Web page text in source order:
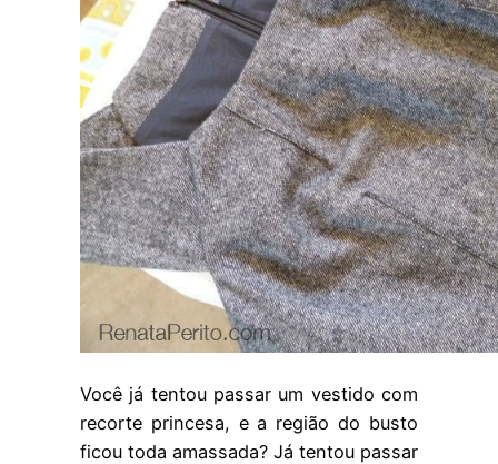
Você já tentou passar um vestido com
recorte princesa, e a região do busto
ficou toda amassada? Já tentou passar